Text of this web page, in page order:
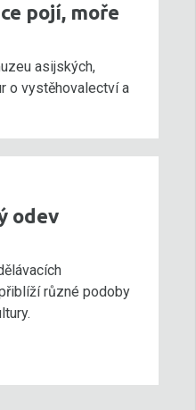
pojí, moře
asijských,
o vystěhovalectví a
odev
různé podoby